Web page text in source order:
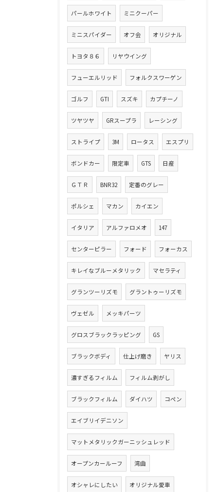
パールホワイト ミニクーパー
ミニスパイダー オフ会 オリジナル
トヨタ８６ リヤウイング
フューエルリッド フォルクスワーゲン
ゴルフ GTI スズキ カプチーノ
ツヤツヤ GRスープラ レーシング
ストライプ 3M ロータス エスプリ
ボンドカー 限定車 GTS 日産
ＧＴＲ BNR32 定番のグレー
ポルシェ マカン カイエン
イタリア アルファロメオ 147
センターピラー フォード フォーカス
キレイなブルーメタリック マセラティ
グランツーリズモ グラントゥーリズモ
ヴェゼル メッキパーツ
グロスブラックラッピング GS
ブラックボディ 仕上げ磨き ヤリス
濃すぎるフィルム フィルム剥がし
ブラックフィルム ダイハツ コペン
エイブリイデニソン
マットメタリックガーニッシュレッド
オープンカールーフ 湾曲
オシャレにしたい オリジナル愛車